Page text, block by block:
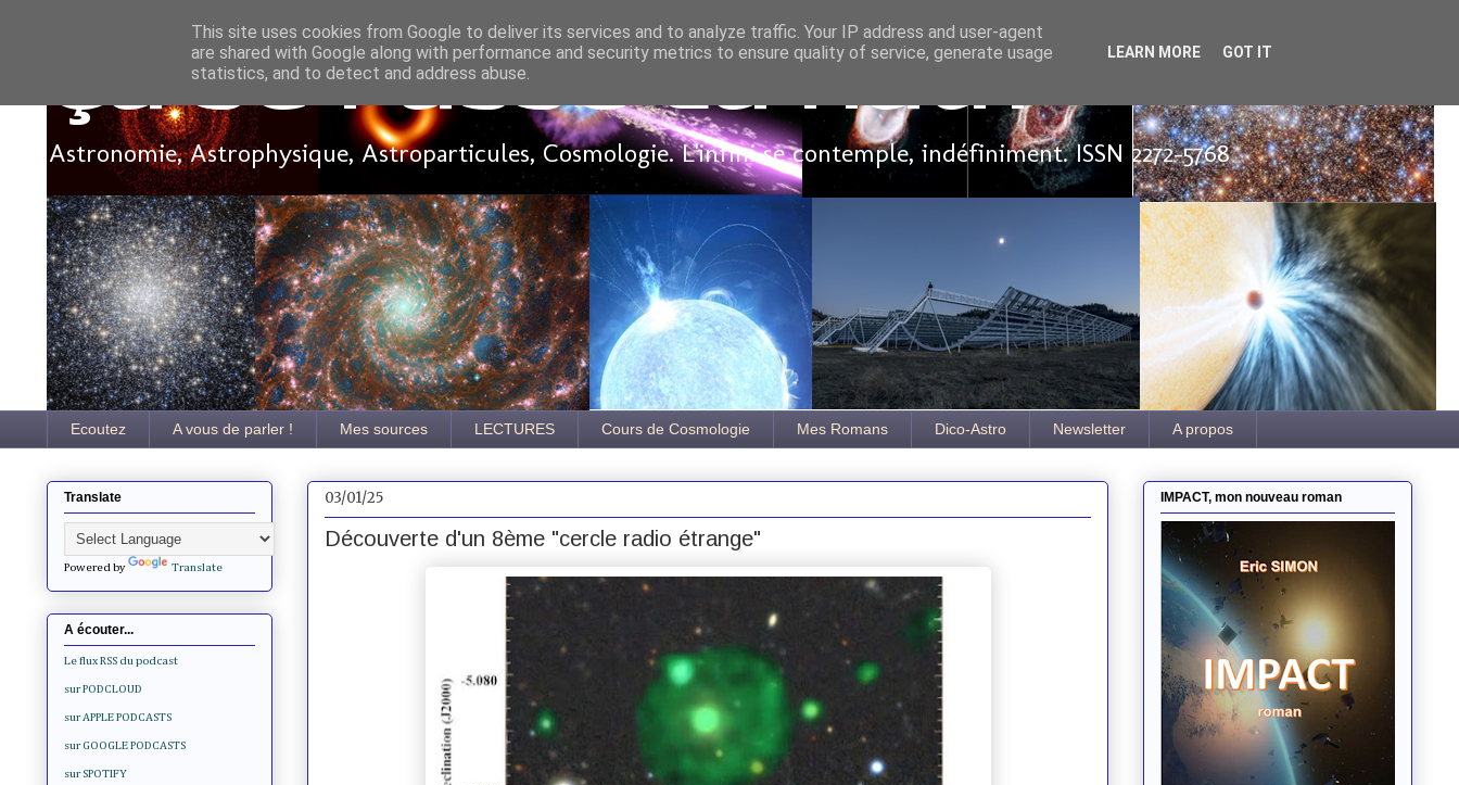
Ça se passe là haut
Astronomie, Astrophysique, Astroparticules, Cosmologie. L'infini se contemple, indéfiniment. ISSN 2272-5768
Ecoutez A vous de parler ! Mes sources LECTURES Cours de Cosmologie Mes Romans Dico-Astro Newsletter A propos
03/01/25
Découverte d'un 8ème "cercle radio étrange"
Translate
Powered by Translate
A écouter...
Le flux RSS du podcast
sur PODCLOUD
sur APPLE PODCASTS
sur GOOGLE PODCASTS
sur SPOTIFY
IMPACT, mon nouveau roman
This site uses cookies from Google to deliver its services and to analyze traffic. Your IP address and user-agent
are shared with Google along with performance and security metrics to ensure quality of service, generate usage
statistics, and to detect and address abuse.
LEARN MORE GOT IT